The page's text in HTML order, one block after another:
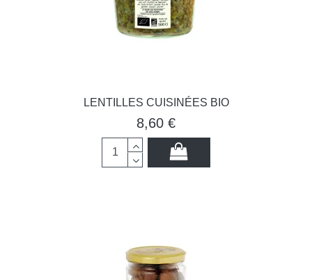
LENTILLES CUISINÉES BIO
8,60 €